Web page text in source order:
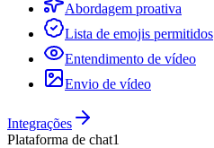
Abordagem proativa
Lista de emojis permitidos
Entendimento de vídeo
Envio de vídeo
Integrações
Plataforma de chat1